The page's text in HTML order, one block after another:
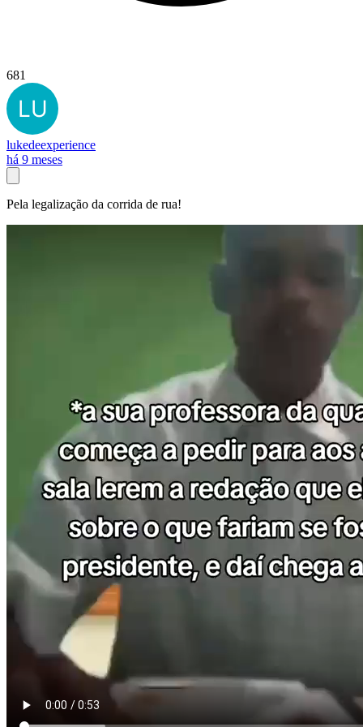
681
lukedeexperience
há 9 meses
Pela legalização da corrida de rua!